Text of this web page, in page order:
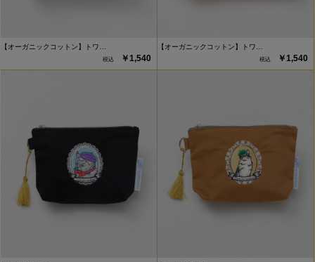
【オーガニックコットン】トワ…
￥1,540
【オーガニックコットン】トワ…
￥1,540